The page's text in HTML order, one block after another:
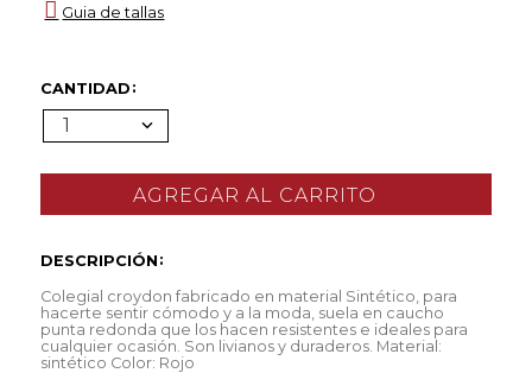
Guia de tallas
CANTIDAD
1
DESCRIPCIÓN
Colegial croydon fabricado en material Sintético, para
hacerte sentir cómodo y a la moda, suela en caucho
punta redonda que los hacen resistentes e ideales para
cualquier ocasión. Son livianos y duraderos. Material:
sintético Color: Rojo